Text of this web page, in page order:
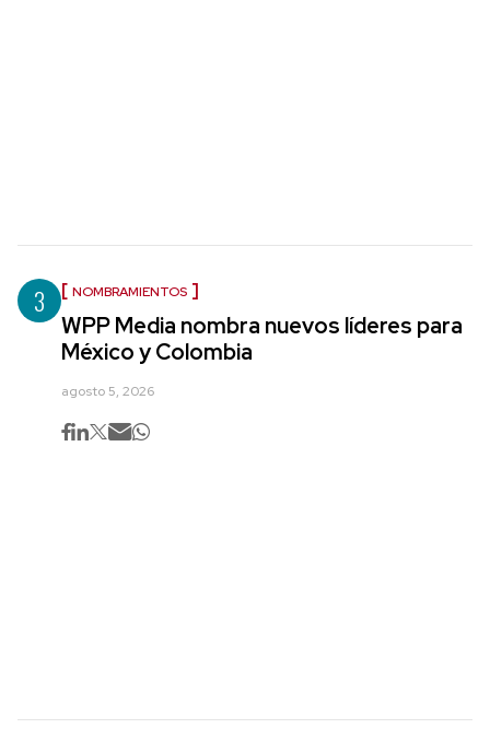
3 NOMBRAMIENTOS
WPP Media nombra nuevos líderes para
México y Colombia
agosto 5, 2026